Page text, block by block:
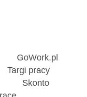
GoWork.pl
Targi pracy
Skonto